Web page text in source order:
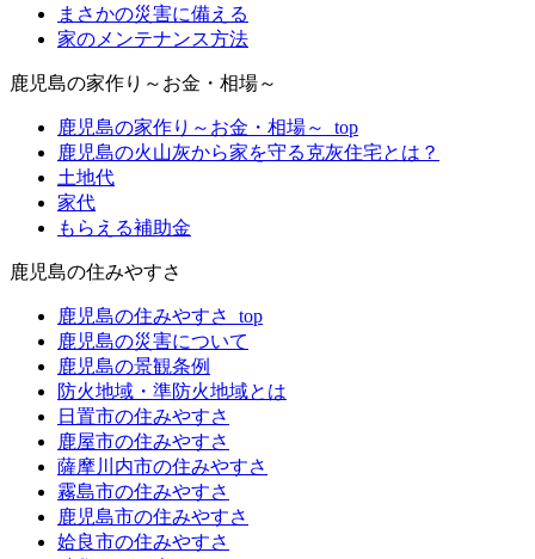
まさかの災害に備える
家のメンテナンス方法
鹿児島の家作り～お金・相場～
鹿児島の家作り～お金・相場～_top
鹿児島の火山灰から家を守る克灰住宅とは？
土地代
家代
もらえる補助金
鹿児島の住みやすさ
鹿児島の住みやすさ_top
鹿児島の災害について
鹿児島の景観条例
防火地域・準防火地域とは
日置市の住みやすさ
鹿屋市の住みやすさ
薩摩川内市の住みやすさ
霧島市の住みやすさ
鹿児島市の住みやすさ
姶良市の住みやすさ